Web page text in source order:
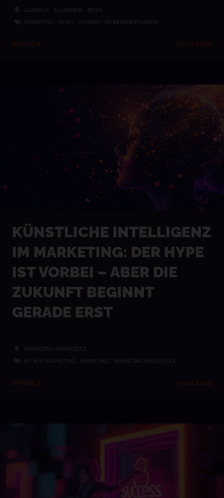
AGENTUR ALLGEMEIN NEWS
MARKETING NEWS PASSION POWEREDBYPASSION
DANIELA 15.01.2025
KÜNSTLICHE INTELLIGENZ
IM MARKETING: DER HYPE
IST VORBEI – ABER DIE
ZUKUNFT BEGINNT
GERADE ERST
MARKETING KNOWLEDGE
KI IM MARKETING MARKETING MARKETING KNOWLEDGE
DANIELA 07.01.2025